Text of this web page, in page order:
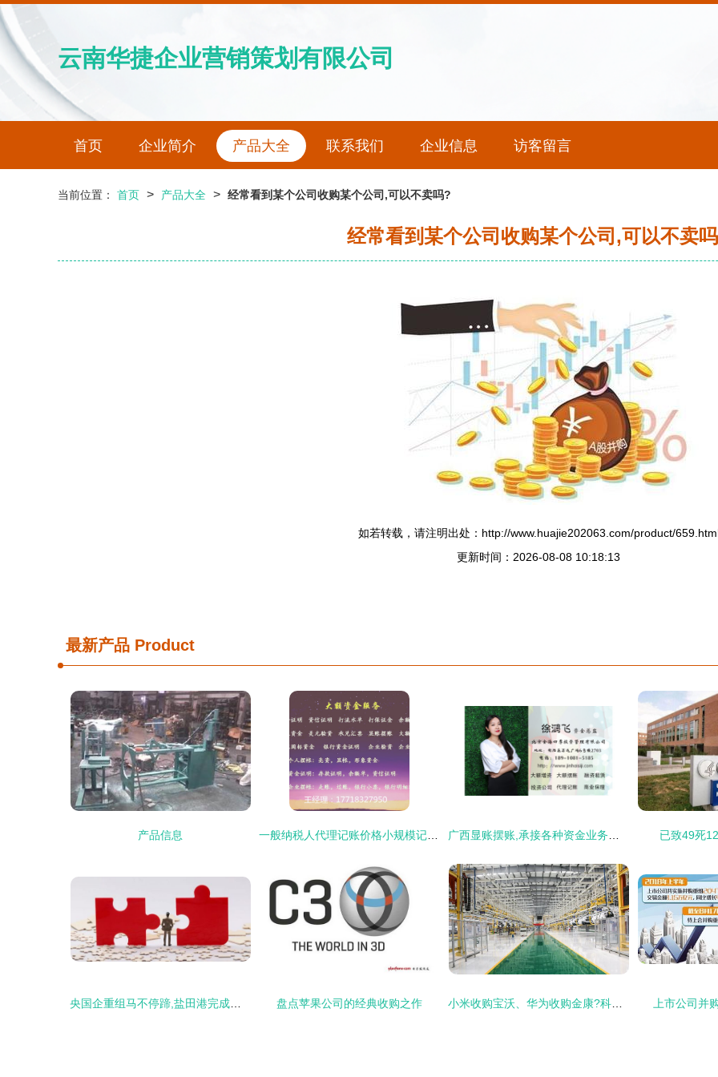
云南华捷企业营销策划有限公司
首页 企业简介 产品大全 联系我们 企业信息 访客留言
当前位置： 首页 > 产品大全 > 经常看到某个公司收购某个公司,可以不卖吗?
经常看到某个公司收购某个公司,可以不卖
如若转载，请注明出处：http://www.huajie202063.com/product/
更新时间：2026-08-08 10:18:13
最新产品 Product
产品信息 已致49死
盘点苹果公司的经典收购之作 上市公司并